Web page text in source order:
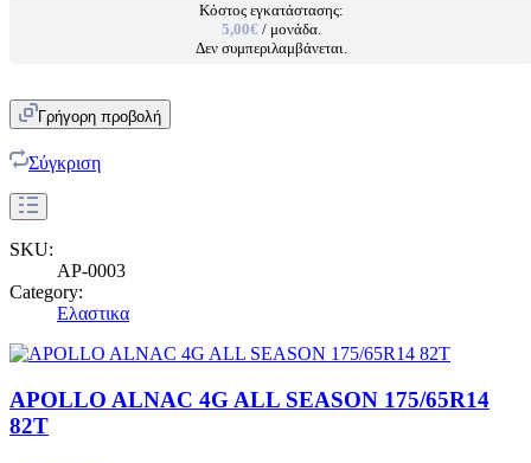
Κόστος εγκατάστασης:
5,00€ / μονάδα.
Δεν συμπεριλαμβάνεται.
Γρήγορη προβολή
Σύγκριση
SKU:
AP-0003
Category:
Ελαστικα
APOLLO ALNAC 4G ALL SEASON 175/65R14
82T